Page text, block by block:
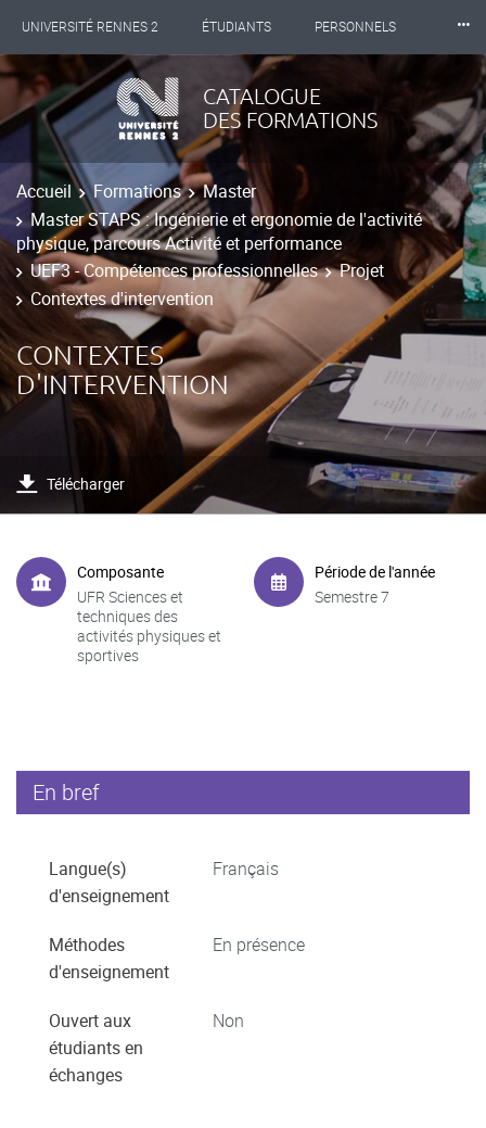
UNIVERSITÉ RENNES 2 ÉTUDIANTS PERSONNELS
INTERNATIONAL PROFESSIONNELS BIBLIOTHÈQUES
LES NOUVELLES DE RENNES 2
⸱⸱⸱
CATALOGUE
DES FORMATIONS
Accueil Formations
Master
Master STAPS : Ingénierie et ergonomie de l'activité
physique, parcours Activité et performance
UEF3 - Compétences professionnelles
Projet
Contextes d'intervention
CONTEXTES
D'INTERVENTION
Télécharger
Composante
UFR Sciences et
techniques des
activités physiques et
sportives
Période de l'année
Semestre 7
En bref
Langue(s)
d'enseignement
Français
Méthodes
d'enseignement
En présence
Ouvert aux
étudiants en
échanges
Non